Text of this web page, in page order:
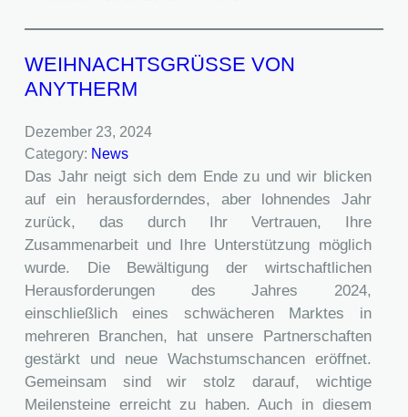
WEIHNACHTSGRÜSSE VON
ANYTHERM
Dezember 23, 2024
Category: News
Das Jahr neigt sich dem Ende zu und wir blicken
auf ein herausforderndes, aber lohnendes Jahr
zurück, das durch Ihr Vertrauen, Ihre
Zusammenarbeit und Ihre Unterstützung möglich
wurde. Die Bewältigung der wirtschaftlichen
Herausforderungen des Jahres 2024,
einschließlich eines schwächeren Marktes in
mehreren Branchen, hat unsere Partnerschaften
gestärkt und neue Wachstumschancen eröffnet.
Gemeinsam sind wir stolz darauf, wichtige
Meilensteine erreicht zu haben. Auch in diesem